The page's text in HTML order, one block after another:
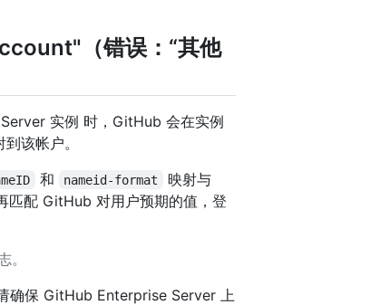
（错误：“其他
实例 时，GitHub 会在实例
到该帐户。
和 nameid-format
映射与
匹配 GitHub 对用户预期的值，登
。
确保 GitHub Enterprise Server 上